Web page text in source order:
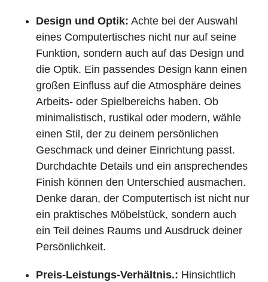
Design und Optik: Achte bei der Auswahl
eines Computertisches nicht nur auf seine
Funktion, sondern auch auf das Design und
die Optik. Ein passendes Design kann einen
großen Einfluss auf die Atmosphäre deines
Arbeits- oder Spielbereichs haben. Ob
minimalistisch, rustikal oder modern, wähle
einen Stil, der zu deinem persönlichen
Geschmack und deiner Einrichtung passt.
Durchdachte Details und ein ansprechendes
Finish können den Unterschied ausmachen.
Denke daran, der Computertisch ist nicht nur
ein praktisches Möbelstück, sondern auch
ein Teil deines Raums und Ausdruck deiner
Persönlichkeit.
Preis-Leistungs-Verhältnis.: Hinsichtlich